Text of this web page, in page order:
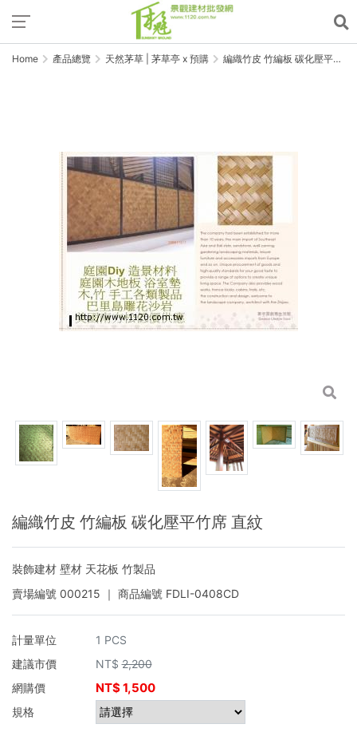
Home 產品總覽 天然茅草 | 茅草亭 x 預購
編織竹皮 竹編板 碳化壓平竹
編織竹皮 竹編板 碳化壓平竹席 直紋
裝飾建材 壁材 天花板 竹製品
賣場編號 000215 ｜ 商品編號 FDLI-0408CD
計量單位
1 PCS
建議市價
NT$ 2,200
網購價
NT$1,500
規格